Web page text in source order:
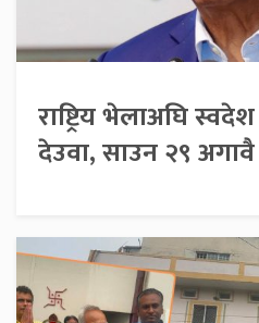
राष्ट्रिय भेलाअघि
देउवा, साउन २९